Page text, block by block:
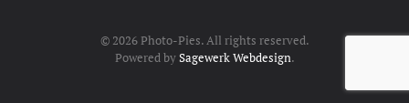
© 2026Photo-Pies. All rights reserved.
Powered bySagewerk Webdesign.